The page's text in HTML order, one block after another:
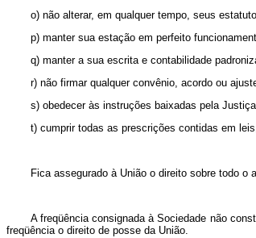
o) não alterar, em qualquer tempo, seus
p) manter sua estação em perfeito
q) manter a sua escrita e contabilidade
r) não firmar qualquer convênio, acordo ou
s) obedecer às instruções baixadas pela
t) cumprir todas as prescrições contidas em
Fica assegurado à União o direito sobre todo o
A freqüência consignada à Sociedade não
freqüência o direito de posse da União.